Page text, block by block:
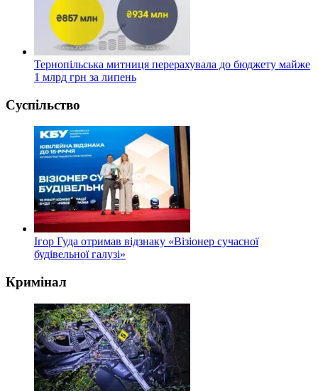
Тернопільська митниця перерахувала до бюджету майже
1 млрд грн за липень
Суспільство
Ігор Гуда отримав відзнаку «Візіонер сучасної
будівельної галузі»
Кримінал